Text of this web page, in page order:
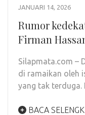
JANUARI 14, 2026
Rumor
Firman
Silapmata.com –
di ramaikan oleh
yang tak
BACA